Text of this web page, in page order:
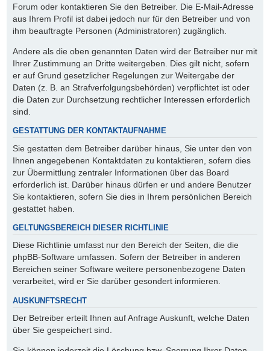
Forum oder kontaktieren Sie den Betreiber. Die E-Mail-Adresse
aus Ihrem Profil ist dabei jedoch nur für den Betreiber und von
ihm beauftragte Personen (Administratoren) zugänglich.
Andere als die oben genannten Daten wird der Betreiber nur mit
Ihrer Zustimmung an Dritte weitergeben. Dies gilt nicht, sofern
er auf Grund gesetzlicher Regelungen zur Weitergabe der
Daten (z. B. an Strafverfolgungsbehörden) verpflichtet ist oder
die Daten zur Durchsetzung rechtlicher Interessen erforderlich
sind.
GESTATTUNG DER KONTAKTAUFNAHME
Sie gestatten dem Betreiber darüber hinaus, Sie unter den von
Ihnen angegebenen Kontaktdaten zu kontaktieren, sofern dies
zur Übermittlung zentraler Informationen über das Board
erforderlich ist. Darüber hinaus dürfen er und andere Benutzer
Sie kontaktieren, sofern Sie dies in Ihrem persönlichen Bereich
gestattet haben.
GELTUNGSBEREICH DIESER RICHTLINIE
Diese Richtlinie umfasst nur den Bereich der Seiten, die die
phpBB-Software umfassen. Sofern der Betreiber in anderen
Bereichen seiner Software weitere personenbezogene Daten
verarbeitet, wird er Sie darüber gesondert informieren.
AUSKUNFTSRECHT
Der Betreiber erteilt Ihnen auf Anfrage Auskunft, welche Daten
über Sie gespeichert sind.